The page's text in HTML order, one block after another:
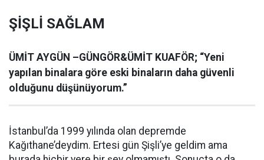
ŞİŞLİ SAĞLAM
ÜMİT AYGÜN –GÜNGÖR&ÜMİT KUAFÖR; “Yeni
yapılan binalara göre eski binaların daha güvenli
olduğunu düşünüyorum.”
İstanbul’da 1999 yılında olan depremde
Kağıthane’deydim. Ertesi gün Şişli’ye geldim ama